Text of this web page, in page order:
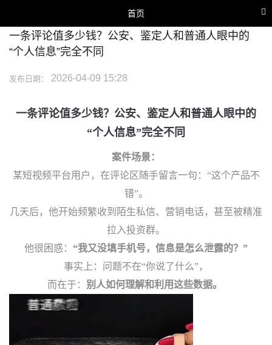
首页
网站首页
行业新闻
鉴定团队
联系我们
一条评论值多少钱？公安、鉴定人和普通人眼中的
“个人信息”完全不同
发布日期： 2026-04-09 15:28
一条评论值多少钱？公安、鉴定人和普通人眼中的
“个人信息”完全不同
案件场景：
某短视频平台用户，在评论区随手留言一句：“这个产品不
错”。
几天后，他开始频繁收到陌生私信、营销电话，甚至被精准
拉入投资群。
他很困惑： “我又没填手机号，信息是怎么泄露的？”
事实上：问题不在“你说了什么”，
而在于： 别人如何理解和利用这些数据。